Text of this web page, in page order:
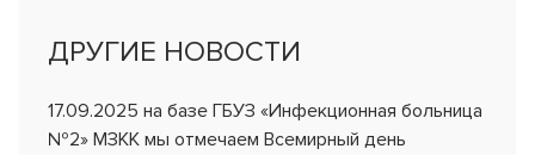
ДРУГИЕ НОВОСТИ
17.09.2025 на базе ГБУЗ «Инфекционная больница
№2» МЗКК мы отмечаем Всемирный день
Сервис и качество
Эндоскопия
Специалисты анестезиологи и реаниматологи
Гарантии и права граждан на бесплатную медицинскую
Информация Минздрава